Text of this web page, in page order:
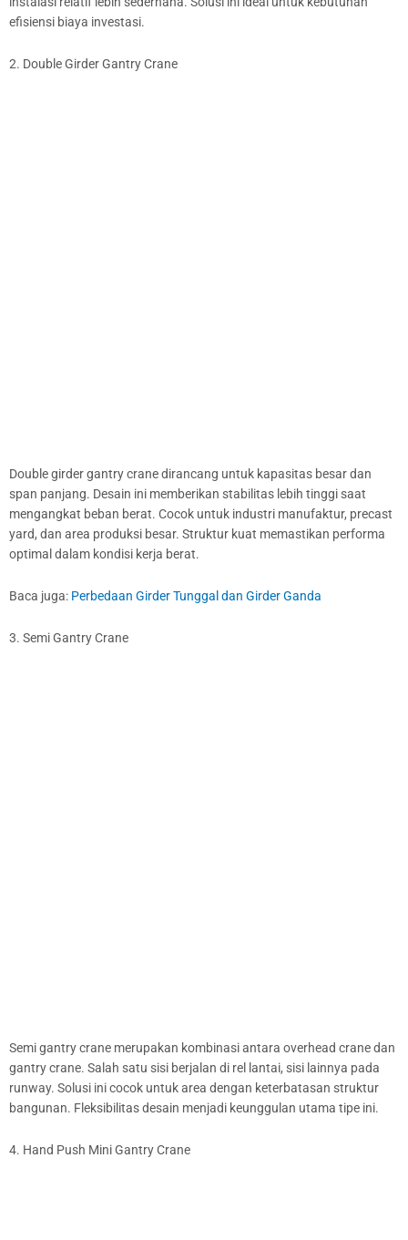
efisiensi biaya investasi.
2. Double Girder Gantry Crane
Double girder gantry crane dirancang untuk kapasitas besar dan
span panjang. Desain ini memberikan stabilitas lebih tinggi saat
mengangkat beban berat. Cocok untuk industri manufaktur, precast
yard, dan area produksi besar. Struktur kuat memastikan performa
optimal dalam kondisi kerja berat.
Baca juga: Perbedaan Girder Tunggal dan Girder Ganda
3. Semi Gantry Crane
Semi gantry crane merupakan kombinasi antara overhead crane dan
gantry crane. Salah satu sisi berjalan di rel lantai, sisi lainnya pada
runway. Solusi ini cocok untuk area dengan keterbatasan struktur
bangunan. Fleksibilitas desain menjadi keunggulan utama tipe ini.
4. Hand Push Mini Gantry Crane